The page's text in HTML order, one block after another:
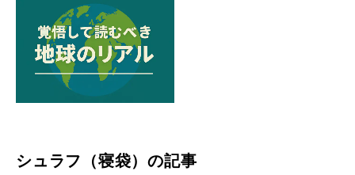
シュラフ（寝袋）の記事